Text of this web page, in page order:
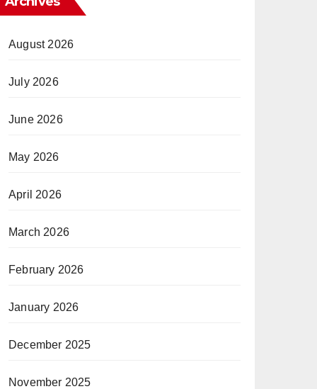
August 2026
July 2026
June 2026
May 2026
April 2026
March 2026
February 2026
January 2026
December 2025
November 2025